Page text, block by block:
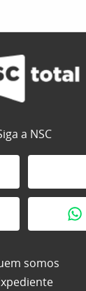
a NSC
somos